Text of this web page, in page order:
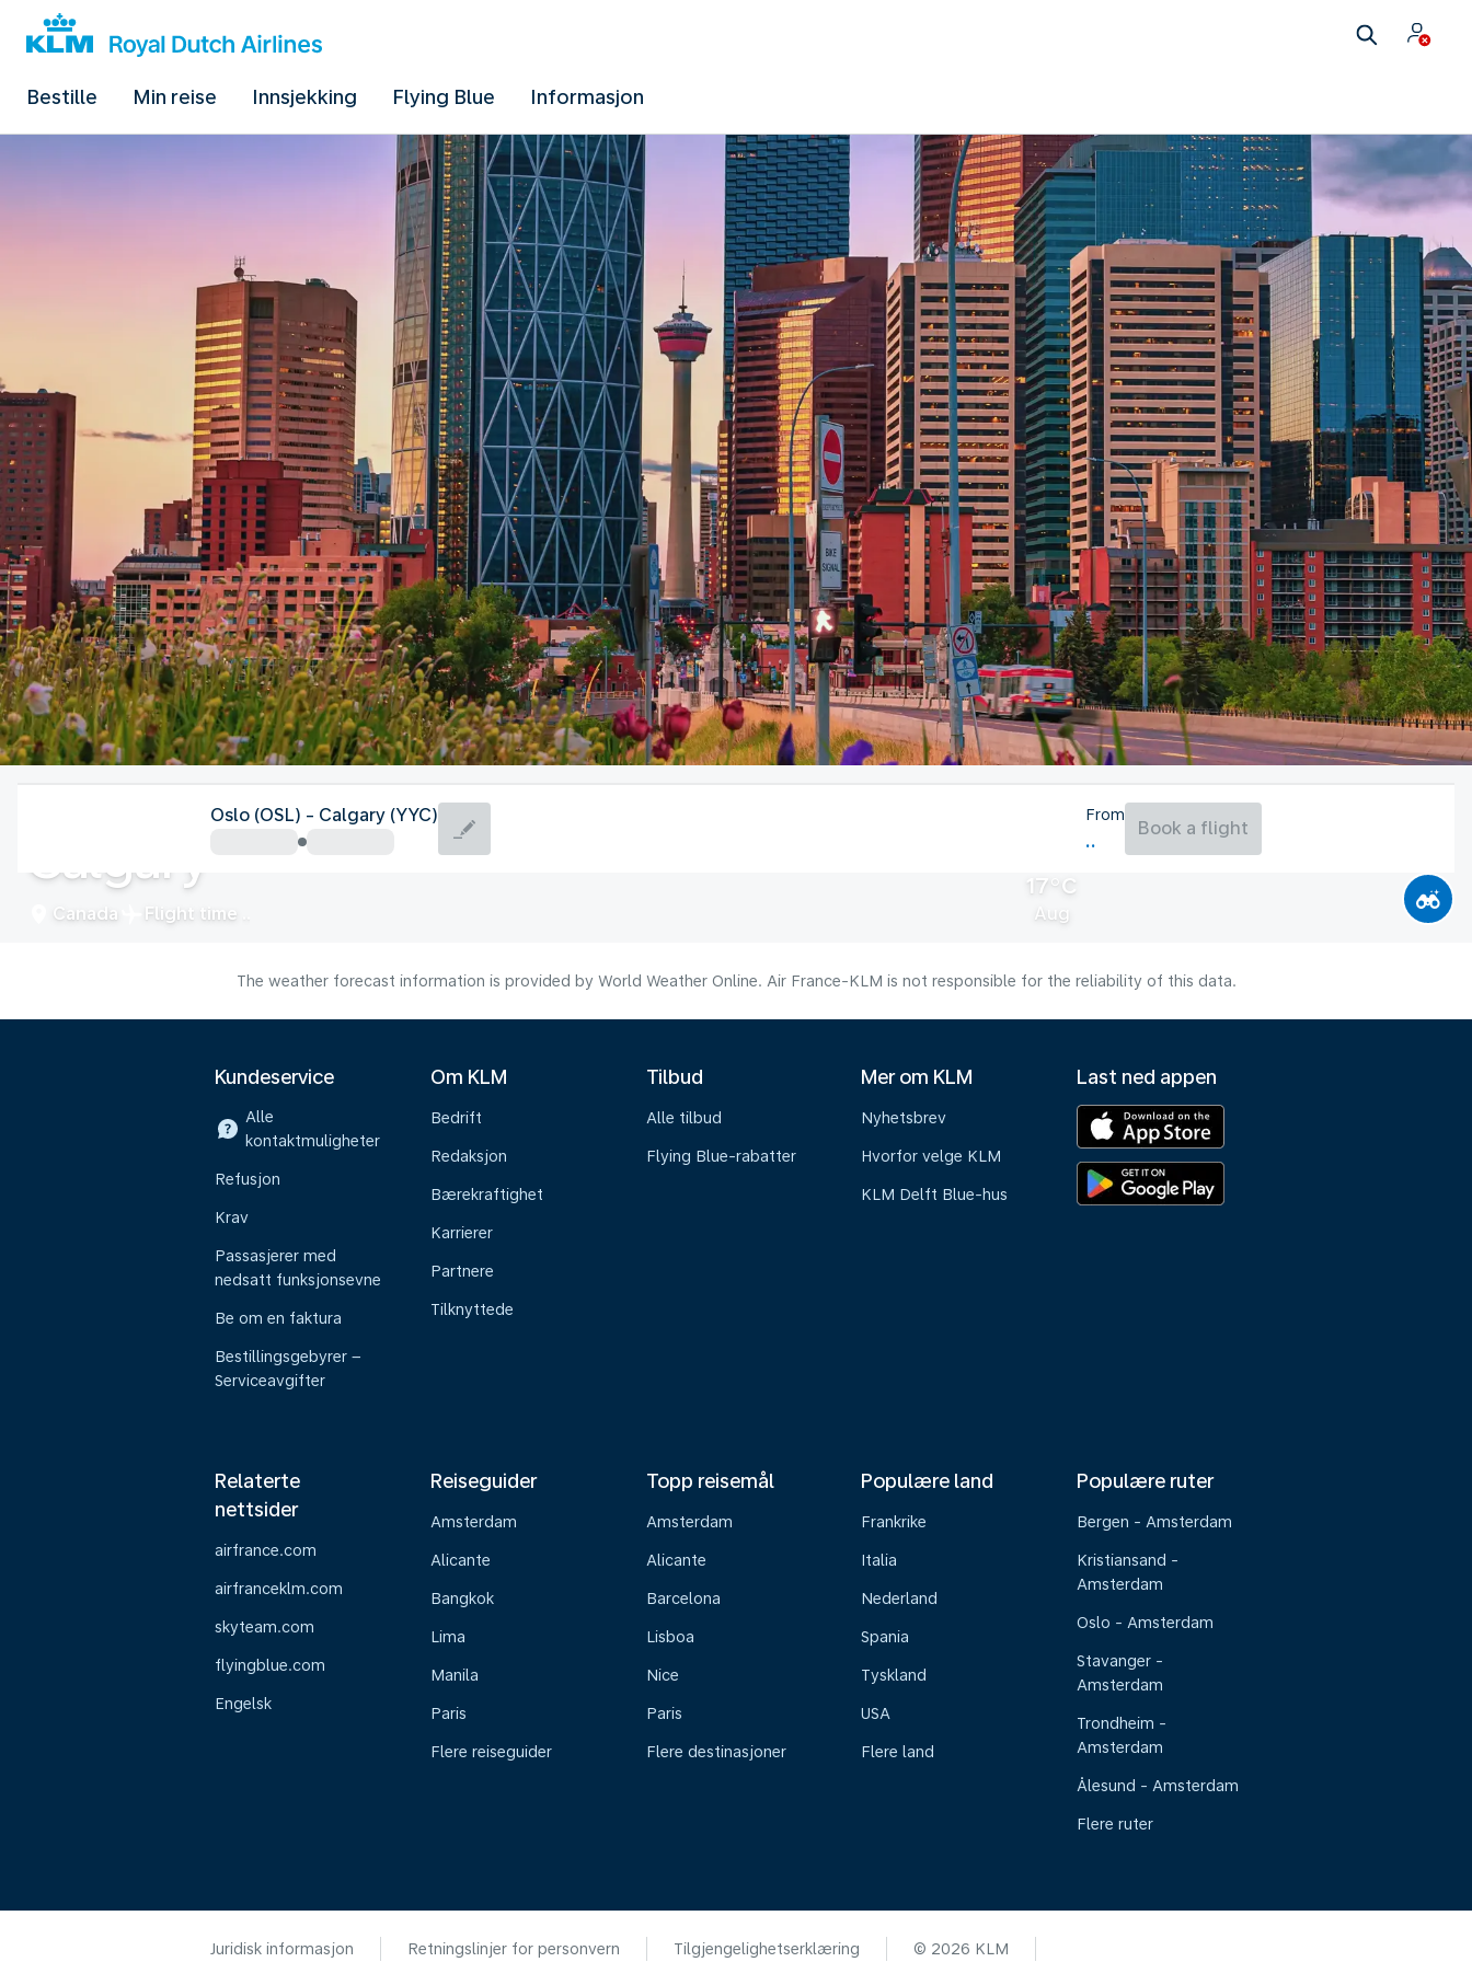
Bestille Min reise Innsjekking Flying Blue Informasjon
Calgary
Canada Flight time
17°C
Aug
Oslo (OSL) - Calgary (YYC) From
Book a flight
The weather forecast information is provided by World Weather Online. Air France-KLM is not responsible for the reliability of this data.
Kundeservice
Alle
kontaktmuligheter
Refusjon
Krav
Passasjerer med
nedsatt funksjonsevne
Be om en faktura
Bestillingsgebyrer –
Serviceavgifter
Om KLM
Bedrift
Redaksjon
Bærekraftighet
Karrierer
Partnere
Tilknyttede
Tilbud
Alle tilbud
Flying Blue-rabatter
Mer om KLM
Nyhetsbrev
Hvorfor velge KLM
KLM Delft Blue-hus
Last ned appen
Relaterte
nettsider
airfrance.com
airfranceklm.com
skyteam.com
flyingblue.com
Engelsk
Reiseguider
Amsterdam
Alicante
Bangkok
Lima
Manila
Paris
Flere reiseguider
Topp reisemål
Amsterdam
Alicante
Barcelona
Lisboa
Nice
Paris
Flere destinasjoner
Populære land
Frankrike
Italia
Nederland
Spania
Tyskland
USA
Flere land
Populære ruter
Bergen - Amsterdam
Kristiansand -
Amsterdam
Oslo - Amsterdam
Stavanger -
Amsterdam
Trondheim -
Amsterdam
Ålesund - Amsterdam
Flere ruter
Juridisk informasjon Retningslinjer for personvern Tilgjengelighetserklæring © 2026 KLM